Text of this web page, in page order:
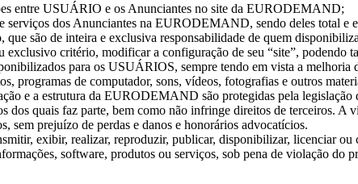
entre USUÁRIO e os Anunciantes no site da EURODEMAND;
serviços dos Anunciantes na EURODEMAND, sendo deles total e
que são de inteira e exclusiva responsabilidade de quem
critério, modificar a configuração de seu “site”, podendo
para os USUÁRIOS, sempre tendo em vista a
programas de computador, sons, vídeos, fotografias e outros
e a estrutura da EURODEMAND são protegidas pela
dos quais faz parte, bem como não infringe direitos de terceiros. A
prejuízo de perdas e danos e honorários advocatícios.
exibir, realizar, reproduzir, publicar, disponibilizar, licenciar ou
software, produtos ou serviços, sob pena de violação do